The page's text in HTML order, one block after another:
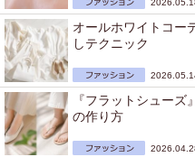
オールホワイトコー
しテクニック
『フラットシュー
の作り方